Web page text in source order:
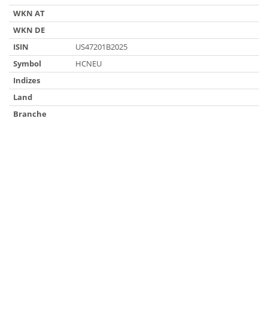
WKN AT
WKN DE
ISIN
US47201B2025
Symbol
HCNEU
Indizes
Land
Branche